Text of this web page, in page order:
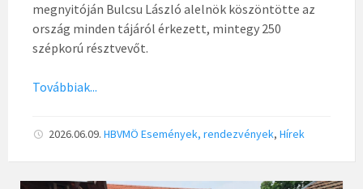
megnyitóján Bulcsu László alelnök köszöntötte az
ország minden tájáról érkezett, mintegy 250
szépkorú résztvevőt.
Továbbiak...
2026.06.09. HBVMÖ Események, rendezvények, Hírek